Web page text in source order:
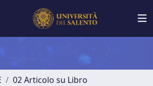
02 Articolo su Libro